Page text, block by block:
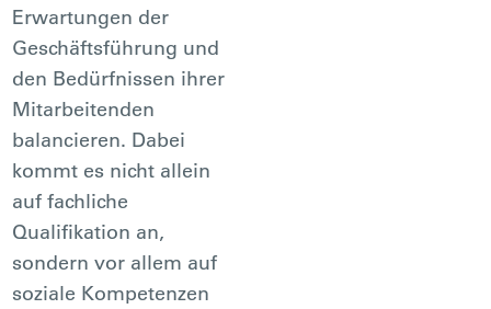
Erwartungen der
Geschäftsführung und
den Bedürfnissen ihrer
Mitarbeitenden
balancieren. Dabei
kommt es nicht allein
auf fachliche
Qualifikation an,
sondern vor allem auf
soziale Kompetenzen